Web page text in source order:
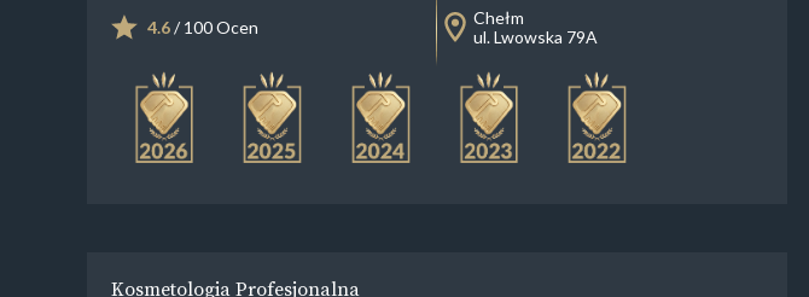
4.6/ 100 Ocen
Chełm
ul. Lwowska 79A
Kosmetologia Profesjonalna